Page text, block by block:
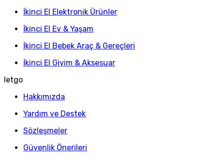
İkinci El Elektronik Ürünler
İkinci El Ev & Yaşam
İkinci El Bebek Araç & Gereçleri
İkinci El Giyim & Aksesuar
letgo
Hakkımızda
Yardım ve Destek
Sözleşmeler
Güvenlik Önerileri